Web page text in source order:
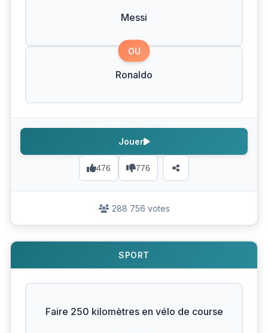
Messi
OU
Ronaldo
476 776
Jouer
288 756 votes
SPORT
Faire 250 kilomètres en vélo de course